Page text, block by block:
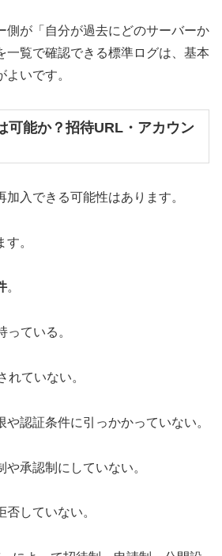
側が「自分が過去にどのサーバーか
一覧で確認できる標準ログは、基本
いです。
可能か？招待URL・アカウン
入できる可能性はあります。
。
。
っている。
れていない。
や認証条件に引っかかっていない。
や承認制にしていない。
否していない。